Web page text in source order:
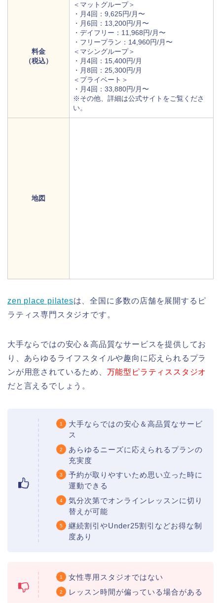
料金
（税込）
＜マットグループ＞
・月4回：9,625円/月〜
・月6回：13,200円/月〜
・デイフリー：11,968円/月〜
・フリープラン：14,960円/月〜
＜マシングループ＞
・月4回：15,400円/月
・月8回：25,300円/月
＜プライベート＞
・月4回：33,880円/月〜
※その他、詳細は公式サイトをご覧くださ
い。
地図
zen place pilatesは、全国に多数の店舗を展開するピ
ラティス専門スタジオです。
大手ならではの安心＆高品質なサービスを提供してお
り、あらゆるライフスタイルや趣向に応えられるプラ
ンが用意されているため、 万能型ピラティススタジオ
だと言えるでしょう。
大手ならではの安心＆高品質なサービ
ス
あらゆるニーズに応えられるプランの
充実度
予約が取りやすいため思い立った時に
運動できる
気分次第でオンラインレッスンに切り
替えが可能
継続割引やUnder25割引などお得な制
度あり
女性専用スタジオではない
レッスン時間が偏っている場合がある